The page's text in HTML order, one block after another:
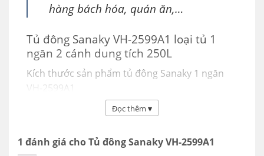
hàng bách hóa, quán ăn,…
Tủ đông Sanaky VH-2599A1 loại tủ 1
ngăn 2 cánh dung tích 250L
Kích thước sản phẩm tủ đông Sanaky 1 ngăn
VH-2599A1
Đọc thêm ▾
1 đánh giá choTủ đông Sanaky VH-2599A1